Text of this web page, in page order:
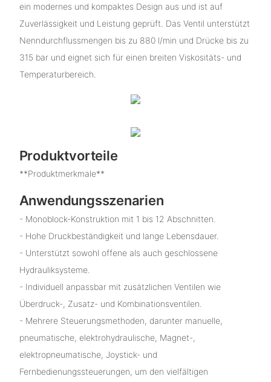
ein modernes und kompaktes Design aus und ist auf
Zuverlässigkeit und Leistung geprüft. Das Ventil unterstützt
Nenndurchflussmengen bis zu 880 l/min und Drücke bis zu
315 bar und eignet sich für einen breiten Viskositäts- und
Temperaturbereich.
Produktvorteile
**Produktmerkmale**
Anwendungsszenarien
- Monoblock-Konstruktion mit 1 bis 12 Abschnitten.
- Hohe Druckbeständigkeit und lange Lebensdauer.
- Unterstützt sowohl offene als auch geschlossene
Hydrauliksysteme.
- Individuell anpassbar mit zusätzlichen Ventilen wie
Überdruck-, Zusatz- und Kombinationsventilen.
- Mehrere Steuerungsmethoden, darunter manuelle,
pneumatische, elektrohydraulische, Magnet-,
elektropneumatische, Joystick- und
Fernbedienungssteuerungen, um den vielfältigen